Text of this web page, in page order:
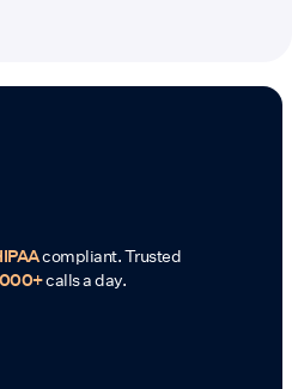
compliant. Trusted
calls a day.